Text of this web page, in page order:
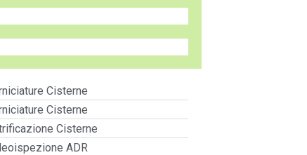
Cisterne
Cisterne
Cisterne
ADR